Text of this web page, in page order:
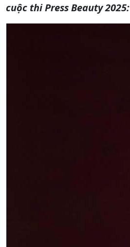
cuộc thi Press Beauty 2025: